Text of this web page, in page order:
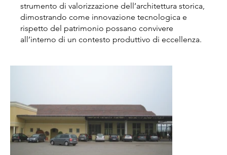
strumento di valorizzazione dell’architettura storica,
dimostrando come innovazione tecnologica e
rispetto del patrimonio possano convivere
all’interno di un contesto produttivo di eccellenza.